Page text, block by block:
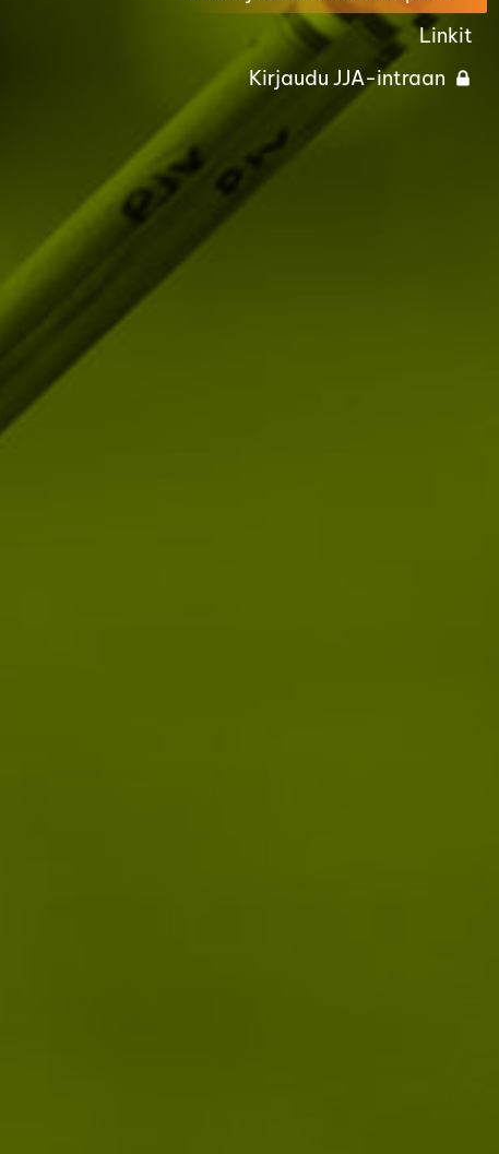
Linkit
Kirjaudu JJA-intraan